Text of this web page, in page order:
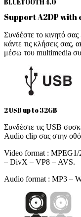
BLUETOOTH 4.0
Support A2DP
Συνδέστε το κινητό
κάντε τις κλήσεις σας,
μέσω του multimedia
2 USB up to 32GB
Συνδέστε τις USB
Audio clip σας στην
Video format :
– DivX – VP8 – AVS.
Audio format : MP3 –